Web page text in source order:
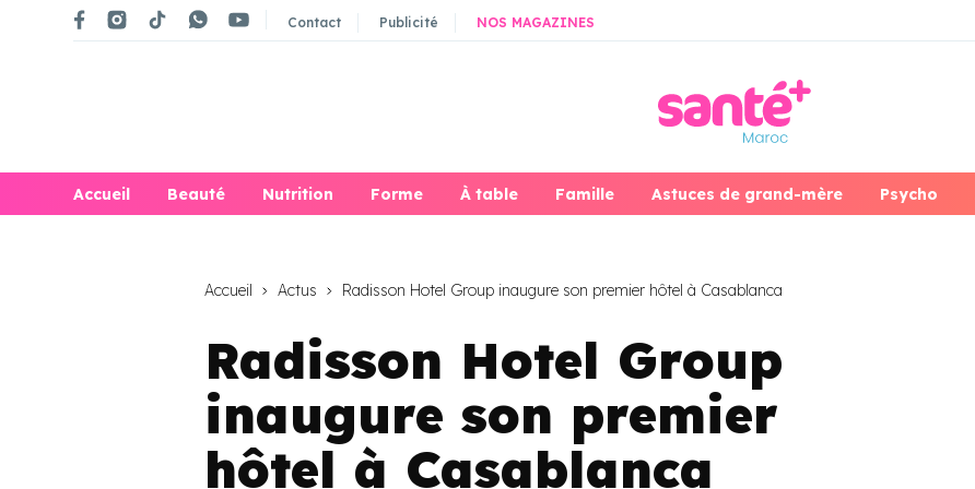
Contact Publicité NOS MAGAZINES
Accueil Beauté Nutrition Forme À table Famille Astuces de grand-mère Psycho
Accueil Actus Radisson Hotel Group inaugure son premier hôtel à Casablanca
Radisson Hotel Group
inaugure son premier
hôtel à Casablanca